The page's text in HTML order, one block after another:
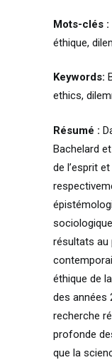
Mots-clés :
éthique,
Keywords:
ethics,
Résumé :
Bachelard
de l’esprit
résultats au
éthique de
des années
recherche
profonde
que la